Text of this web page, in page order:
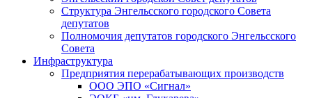
Структура Энгельсского городского Совета
депутатов
Полномочия депутатов городского Энгельсского
Совета
Инфраструктура
Предприятия перерабатывающих производств
ООО ЭПО «Сигнал»